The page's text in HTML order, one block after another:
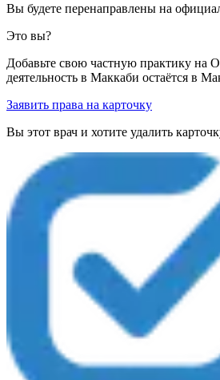
Вы будете перенаправлены на
Это вы?
Добавьте свою частную практику на
деятельность в Маккаби остаётся в
Заявить права на карточку
Вы этот врач и хотите удалить